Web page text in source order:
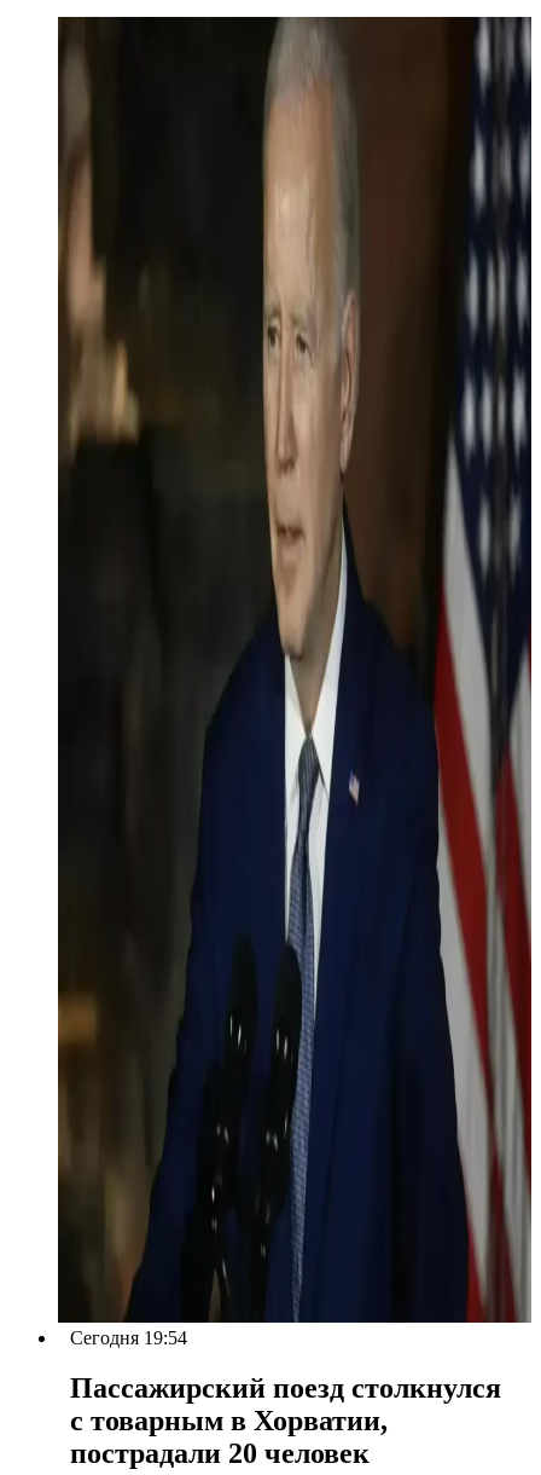
Сегодня 19:54
Пассажирский поезд столкнулся
с товарным в Хорватии,
пострадали 20 человек